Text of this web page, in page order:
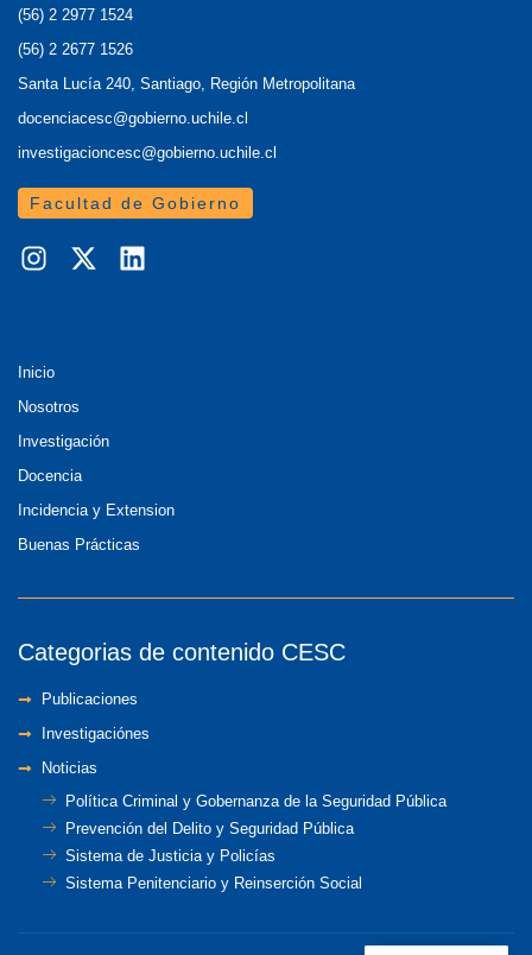
(56) 2 2977 1524
(56) 2 2677 1526
Santa Lucía 240, Santiago, Región Metropolitana
docenciacesc@gobierno.uchile.cl
investigacioncesc@gobierno.uchile.cl
Facultad de Gobierno
Inicio
Nosotros
Investigación
Docencia
Incidencia y Extension
Buenas Prácticas
Categorias de contenido CESC
Publicaciones
Investigaciónes
Noticias
Política Criminal y Gobernanza de la Seguridad Pública
Prevención del Delito y Seguridad Pública
Sistema de Justicia y Policías
Sistema Penitenciario y Reinserción Social